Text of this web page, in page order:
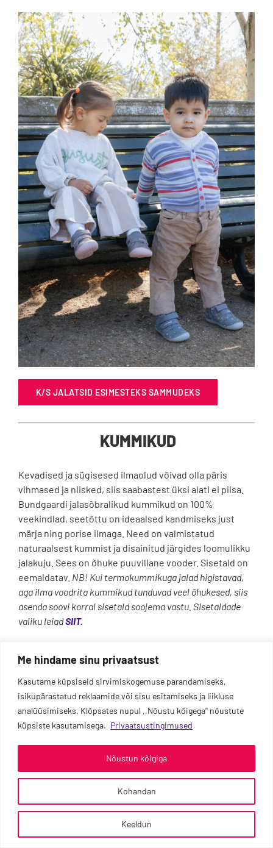
Me hindame sinu privaatsust
Kasutame küpsiseid sirvimiskogemuse parandamiseks,
isikupärastatud reklaamide või sisu esitamiseks ja liikluse
analüüsimiseks. Klõpsates nupul ,,Nõustu kõigega'' nõustute
küpsiste kasutamisega. Privaatsustingimused
Kohandan
Keeldun
Nõustun kõigiga
K/S JALATSID ESIMESTEKS SAMMUDEKS
KUMMIKUD
Kevadised ja sügisesed ilmaolud võivad olla päris
vihmased ja niisked, siis saabastest üksi alati ei piisa.
Bundgaardi jalasõbralikud kummikud on 100%
veekindlad, seetõttu on ideaalsed kandmiseks just
märja ning porise ilmaga. Need on valmistatud
naturaalsest kummist ja disainitud järgides loomulikku
jalakuju. Sees on õhuke puuvillane vooder. Sisetald on
eemaldatav. NB! Kui termokummikuga jalad higistavad,
aga ilma voodrita kummikud tunduvad veel õhukesed, siis
asenda soovi korral sisetald soojema vastu. Sisetaldade
valiku leiadSIIT.
Navysuurustes 21-26.